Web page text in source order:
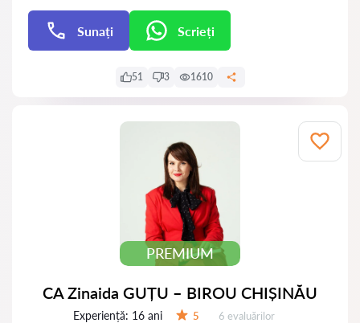
Sunați Scrieți
51 3 1610
PREMIUM
CA Zinaida GUȚU – BIROU CHIȘINĂU
Experiență: 16 ani 5 Evaluărilor:
6 evaluărilor